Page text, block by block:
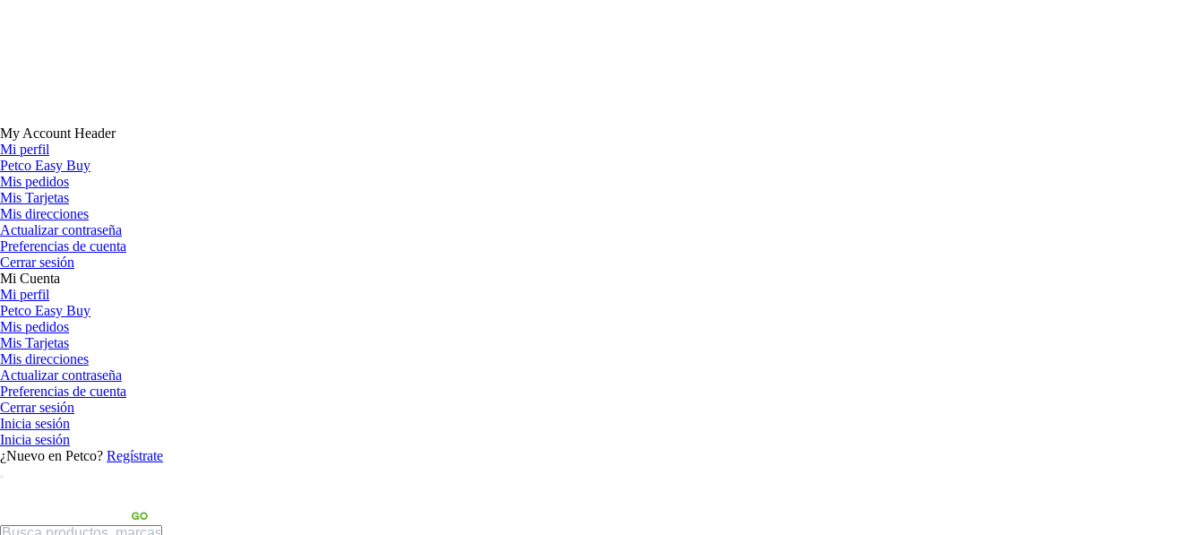
My Account Header
Mi perfil
Petco Easy Buy
Mis pedidos
Mis Tarjetas
Mis direcciones
Actualizar contraseña
Preferencias de cuenta
Cerrar sesión
Mi Cuenta
Mi perfil
Petco Easy Buy
Mis pedidos
Mis Tarjetas
Mis direcciones
Actualizar contraseña
Preferencias de cuenta
Cerrar sesión
Inicia sesión
Inicia sesión
¿Nuevo en Petco? Regístrate